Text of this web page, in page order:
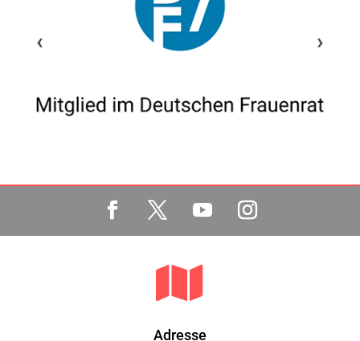
‹ ›

Adresse